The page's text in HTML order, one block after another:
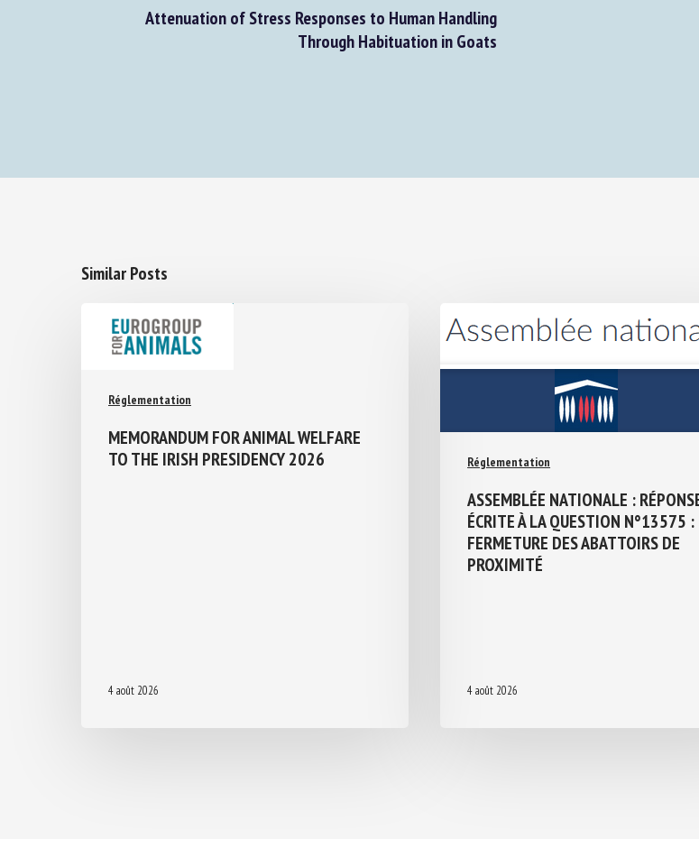
Attenuation of Stress Responses to Human Handling
Through Habituation in Goats
Similar Posts
Réglementation
MEMORANDUM FOR ANIMAL WELFARE
TO THE IRISH PRESIDENCY 2026
4 août 2026
Réglementation
ASSEMBLÉE NATIONALE : RÉPONSE
ÉCRITE À LA QUESTION N°13575 :
FERMETURE DES ABATTOIRS DE
PROXIMITÉ
4 août 2026